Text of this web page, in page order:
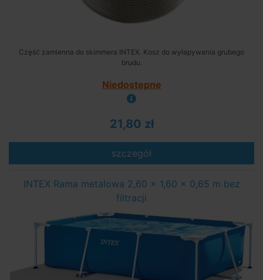
Część zamienna do skimmera INTEX. Kosz do wyłapywania grubego
brudu.
Niedostępne
21,80 zł
szczegół
INTEX Rama metalowa 2,60 x 1,60 x 0,65 m bez
filtracji